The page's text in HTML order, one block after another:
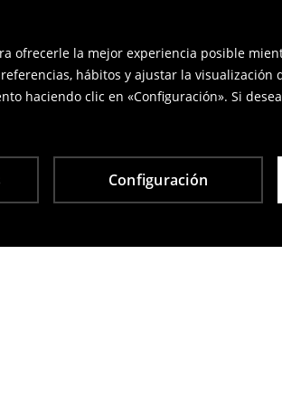
ofrecerle la mejor experiencia posible
hábitos y ajustar la
haciendo clic en «Configuración». Si
Configuración